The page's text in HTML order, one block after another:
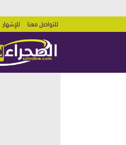
للتواصل معنا للإشهار